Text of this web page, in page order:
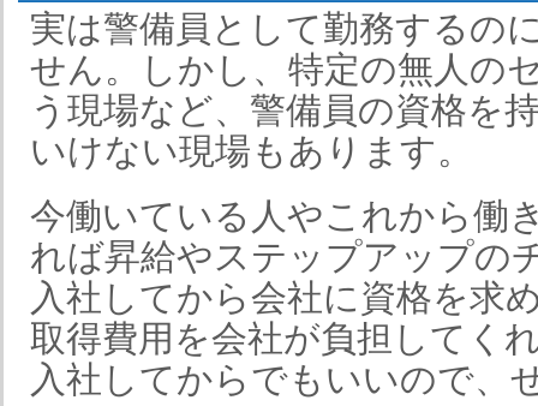
実は警備員として勤務するの
せん。しかし、特定の無人の
う現場など、警備員の資格を
いけない現場もあります。
今働いている人やこれから働
れば昇給やステップアップの
入社してから会社に資格を求
取得費用を会社が負担してく
入社してからでもいいので、